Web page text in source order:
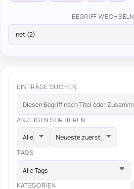
BEGRIFF WECHSELN
EINTRÄGE SUCHEN
ANZEIGEN SORTIEREN
TAGS
Alle Tags
KATEGORIEN